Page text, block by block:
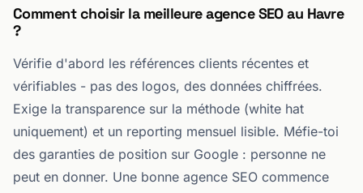
Comment choisir la meilleure agence SEO au Havre
?
Vérifie d'abord les références clients récentes et
vérifiables - pas des logos, des données chiffrées.
Exige la transparence sur la méthode (white hat
uniquement) et un reporting mensuel lisible. Méfie-toi
des garanties de position sur Google : personne ne
peut en donner. Une bonne agence SEO commence